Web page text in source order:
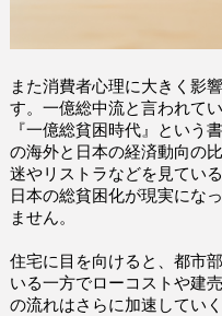
また消費者心理に大きく影
す。一億総中流と言われて
『一億総貧困時代』という
の海外と日本の経済動向の
迷やリストラなどを見てい
日本の総貧困化が現実にな
ません。
住宅に目を向けると、都市
いる一方でローコストや建
の流れはさらに加速してい